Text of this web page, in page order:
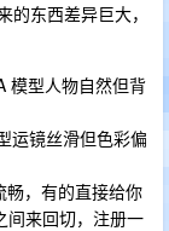
东西差异巨大，
模型人物自然但背
运镜丝滑但色彩偏
，有的直接给你
间来回切，注册一